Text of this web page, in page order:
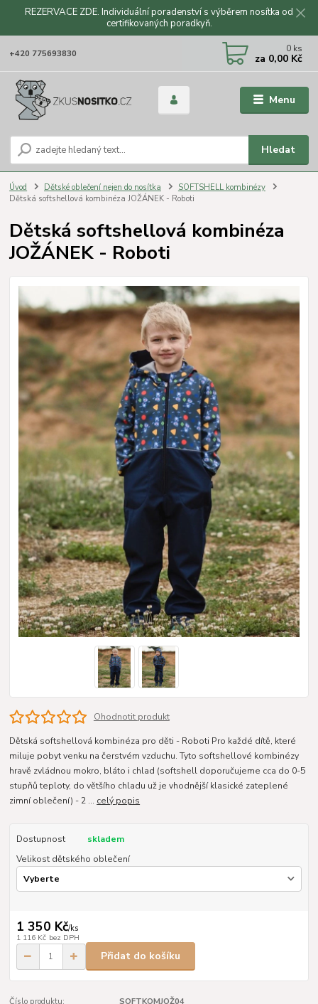
REZERVACE ZDE. Individuální poradenství s výběrem nosítka od
certifikovaných poradkyň.
Menu
Hledat
+420 775693830 0 ks
za 0,00 Kč
Úvod Dětské oblečení nejen do nosítka
SOFTSHELL kombinézy
Dětská softshellová kombinéza JOŽÁNEK - Roboti
Dětská softshellová kombinéza
JOŽÁNEK - Roboti
Ohodnotit produkt
Dětská softshellová kombinéza pro děti - Roboti Pro každé dítě, které
miluje pobyt venku na čerstvém vzduchu. Tyto softshellové kombinézy
hravě zvládnou mokro, bláto i chlad (softshell doporučujeme cca do 0-5
stupňů teploty, do většího chladu už je vhodnější klasické zateplené
zimní oblečení) - 2 ... celý popis
Dostupnost
skladem
Velikost dětského oblečení
1 350 Kč/ks
1 116 Kč bez DPH
Přidat do košíku
Číslo produktu:
SOFTKOMJOŽ04